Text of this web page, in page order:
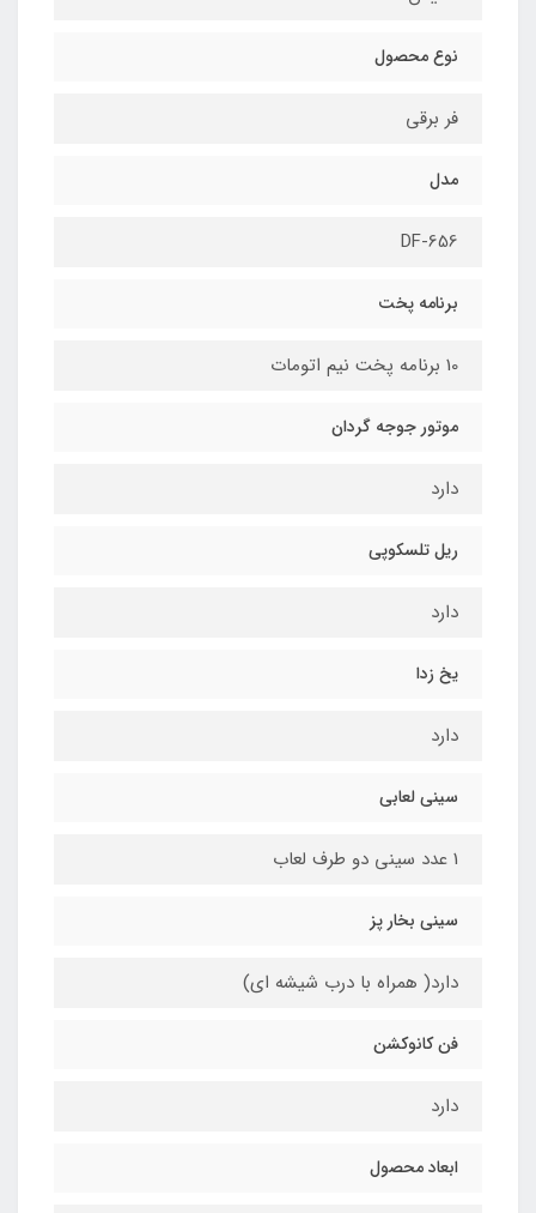
نوع محصول
فر برقی
مدل
DF-656
برنامه پخت
10 برنامه پخت نیم اتومات
موتور جوجه گردان
دارد
ریل تلسکوپی
دارد
یخ زدا
دارد
سینی لعابی
1 عدد سینی دو طرف لعاب
سینی بخار پز
دارد( همراه با درب شیشه ای)
فن کانوکشن
دارد
ابعاد محصول